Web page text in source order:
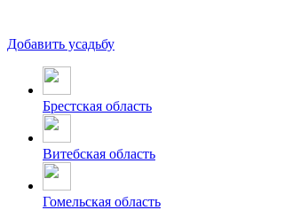
Добавить усадьбу
Брестская область
Витебская область
Гомельская область